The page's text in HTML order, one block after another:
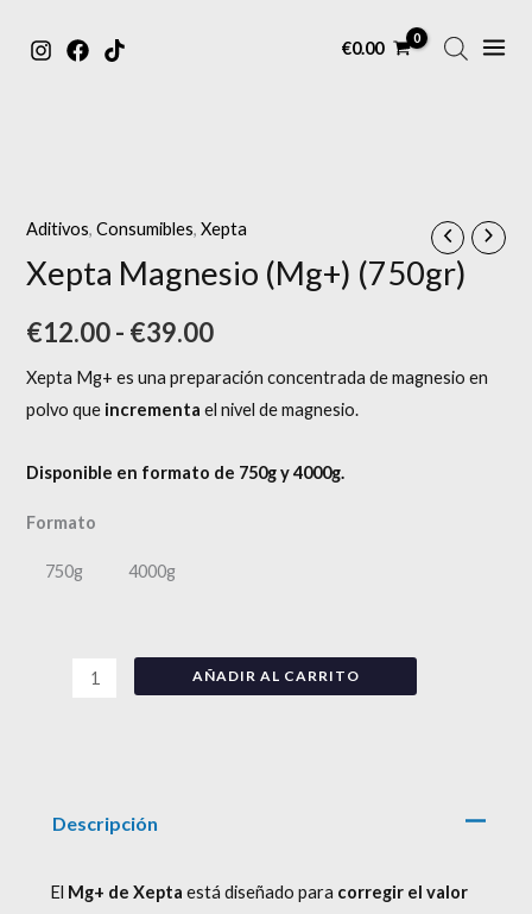
€0.00
MENU
Aditivos,Consumibles,Xepta
Xepta Magnesio (Mg+) (750gr)
€12.00- €39.00
precios:
desde
€12.00
hasta
Xepta Mg+ es una preparación concentrada de magnesio en
polvo que incrementa el nivel de magnesio.
Disponible en formato de 750g y 4000g.
Formato
750g 4000g
(750gr)
cantidad
AÑADIR AL CARRITO
Descripción
El Mg+ de Xepta está diseñado para corregir el valor